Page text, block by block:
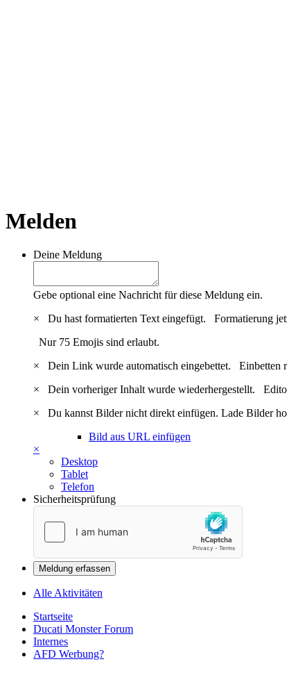
Melden
Deine Meldung
Gebe optional eine Nachricht für diese Meldung ein.
×
Du hast formatierten Text eingefügt. Formatierung
Nur 75 Emojis sind erlaubt.
×
Dein Link wurde automatisch eingebettet. Einbetten
×
Dein vorheriger Inhalt wurde wiederhergestellt.
×
Du kannst Bilder nicht direkt einfügen. Lade Bilder
Bild aus URL einfügen
×
Desktop
Tablet
Telefon
Sicherheitsprüfung
Meldung erfassen
Alle Aktivitäten
Startseite
Ducati Monster Forum
Internes
AFD Werbung?